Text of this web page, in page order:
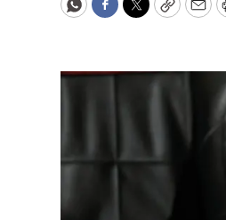
WhatsApp
Facebook
Twitter
Copy